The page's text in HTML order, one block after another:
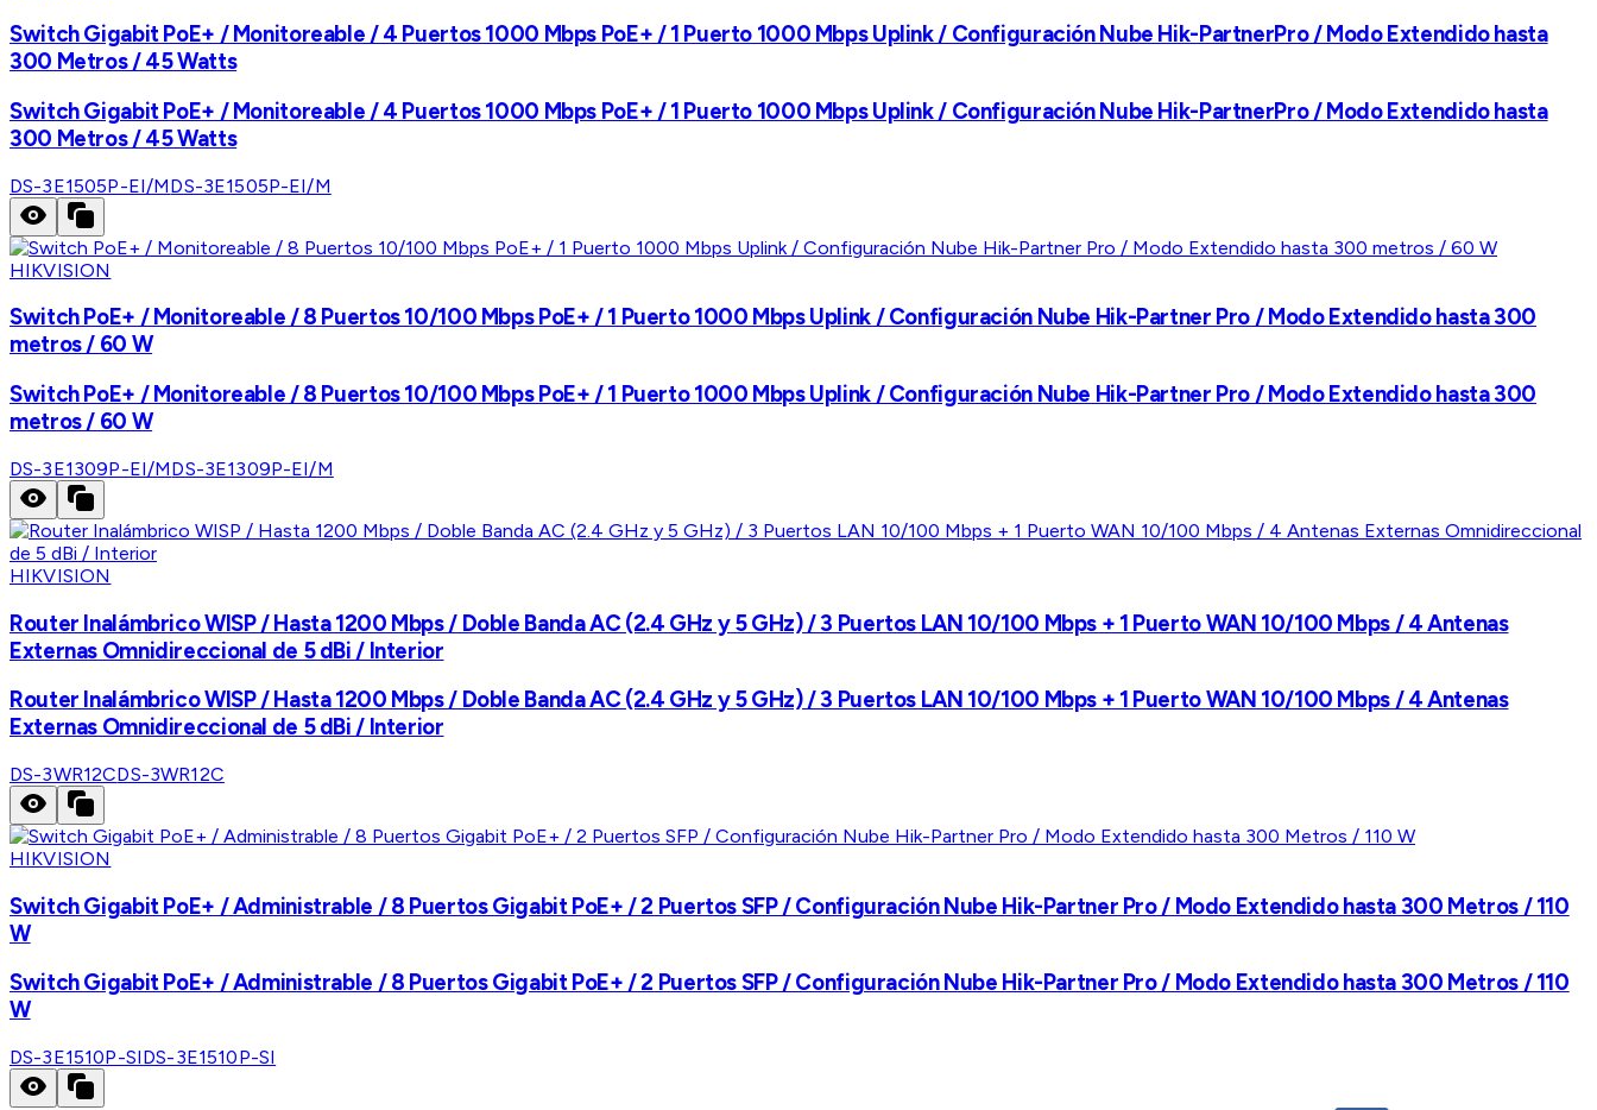
Switch Gigabit PoE+ / Monitoreable / 4 Puertos 1000 Mbps PoE+ / 1 Puerto 1000 Mbps Uplink / Configuración Nube Hik-PartnerPro / Modo Extendido hasta
300 Metros / 45 Watts
Switch Gigabit PoE+ / Monitoreable / 4 Puertos 1000 Mbps PoE+ / 1 Puerto 1000 Mbps Uplink / Configuración Nube Hik-PartnerPro / Modo Extendido hasta
300 Metros / 45 Watts
DS-3E1505P-EI/MDS-3E1505P-EI/M
HIKVISION
Switch PoE+ / Monitoreable / 8 Puertos 10/100 Mbps PoE+ / 1 Puerto 1000 Mbps Uplink / Configuración Nube Hik-Partner Pro / Modo Extendido hasta 300
metros / 60 W
Switch PoE+ / Monitoreable / 8 Puertos 10/100 Mbps PoE+ / 1 Puerto 1000 Mbps Uplink / Configuración Nube Hik-Partner Pro / Modo Extendido hasta 300
metros / 60 W
DS-3E1309P-EI/MDS-3E1309P-EI/M
HIKVISION
Router Inalámbrico WISP / Hasta 1200 Mbps / Doble Banda AC (2.4 GHz y 5 GHz) / 3 Puertos LAN 10/100 Mbps + 1 Puerto WAN 10/100 Mbps / 4 Antenas
Externas Omnidireccional de 5 dBi / Interior
Router Inalámbrico WISP / Hasta 1200 Mbps / Doble Banda AC (2.4 GHz y 5 GHz) / 3 Puertos LAN 10/100 Mbps + 1 Puerto WAN 10/100 Mbps / 4 Antenas
Externas Omnidireccional de 5 dBi / Interior
DS-3WR12CDS-3WR12C
HIKVISION
Switch Gigabit PoE+ / Administrable / 8 Puertos Gigabit PoE+ / 2 Puertos SFP / Configuración Nube Hik-Partner Pro / Modo Extendido hasta 300 Metros / 110
W
Switch Gigabit PoE+ / Administrable / 8 Puertos Gigabit PoE+ / 2 Puertos SFP / Configuración Nube Hik-Partner Pro / Modo Extendido hasta 300 Metros / 110
W
DS-3E1510P-SIDS-3E1510P-SI